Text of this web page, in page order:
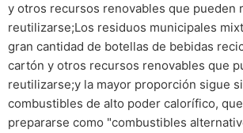
y otros recursos renovables que pueden
reutilizarse;Los residuos municipales
gran cantidad de botellas de bebidas
cartón y otros recursos renovables que
reutilizarse;y la mayor proporción sigue
combustibles de alto poder calorífico,
prepararse como "combustibles